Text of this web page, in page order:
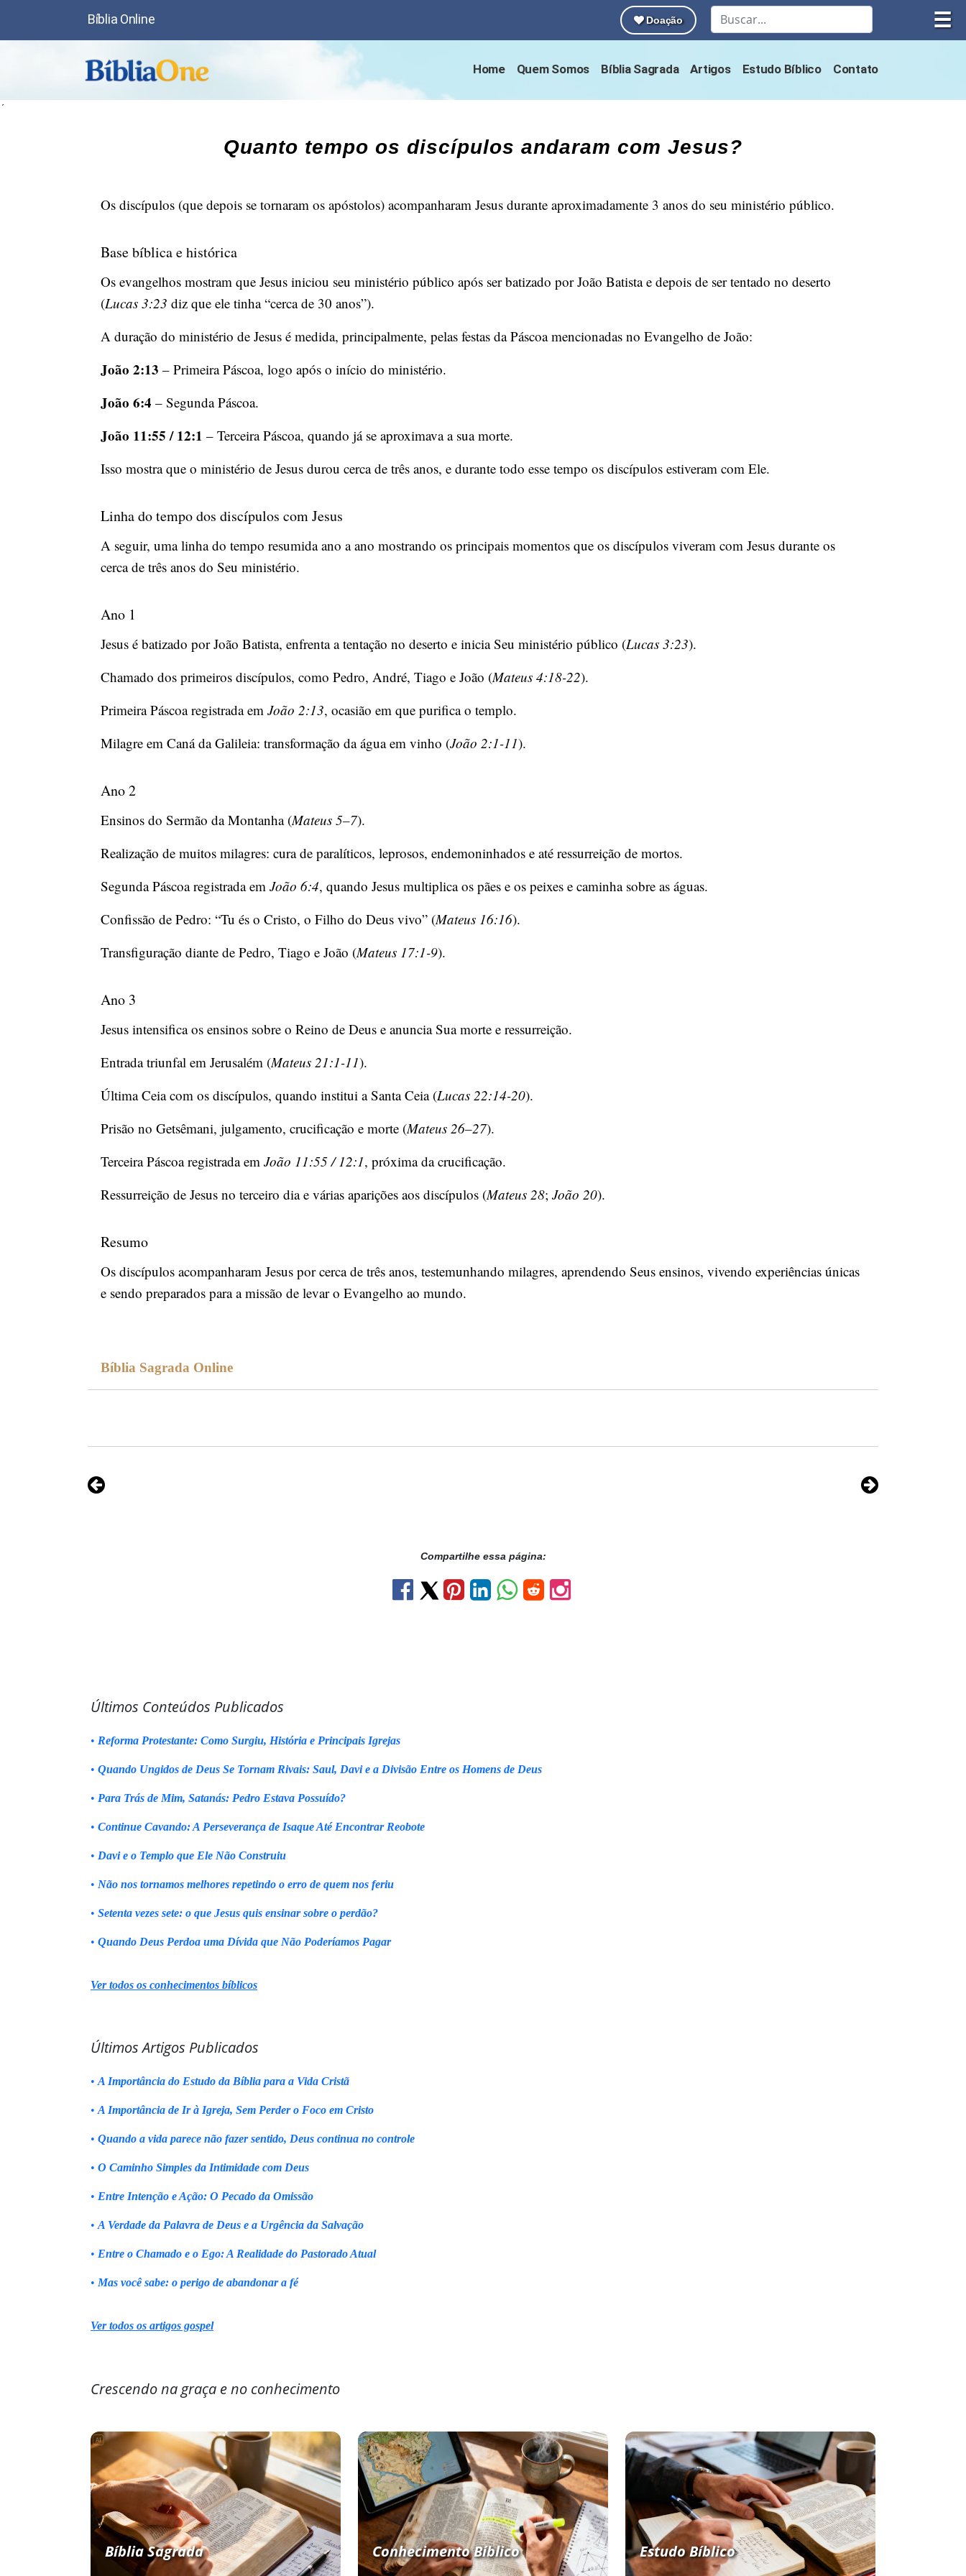
☰
Bíblia Online Doação
Home Quem Somos Bíblia Sagrada Artigos Estudo Bíblico Contato
´
Quanto tempo os discípulos andaram com Jesus?
Os discípulos (que depois se tornaram os apóstolos) acompanharam Jesus durante aproximadamente 3 anos do seu ministério público.
Base bíblica e histórica
Os evangelhos mostram que Jesus iniciou seu ministério público após ser batizado por João Batista e depois de ser tentado no deserto
(Lucas 3:23 diz que ele tinha “cerca de 30 anos”).
A duração do ministério de Jesus é medida, principalmente, pelas festas da Páscoa mencionadas no Evangelho de João:
João 2:13 – Primeira Páscoa, logo após o início do ministério.
João 6:4 – Segunda Páscoa.
João 11:55 / 12:1 – Terceira Páscoa, quando já se aproximava a sua morte.
Isso mostra que o ministério de Jesus durou cerca de três anos, e durante todo esse tempo os discípulos estiveram com Ele.
Linha do tempo dos discípulos com Jesus
A seguir, uma linha do tempo resumida ano a ano mostrando os principais momentos que os discípulos viveram com Jesus durante os
cerca de três anos do Seu ministério.
Ano 1
Jesus é batizado por João Batista, enfrenta a tentação no deserto e inicia Seu ministério público (Lucas 3:23).
Chamado dos primeiros discípulos, como Pedro, André, Tiago e João (Mateus 4:18-22).
Primeira Páscoa registrada em João 2:13, ocasião em que purifica o templo.
Milagre em Caná da Galileia: transformação da água em vinho (João 2:1-11).
Ano 2
Ensinos do Sermão da Montanha (Mateus 5–7).
Realização de muitos milagres: cura de paralíticos, leprosos, endemoninhados e até ressurreição de mortos.
Segunda Páscoa registrada em João 6:4, quando Jesus multiplica os pães e os peixes e caminha sobre as águas.
Confissão de Pedro: “Tu és o Cristo, o Filho do Deus vivo” (Mateus 16:16).
Transfiguração diante de Pedro, Tiago e João (Mateus 17:1-9).
Ano 3
Jesus intensifica os ensinos sobre o Reino de Deus e anuncia Sua morte e ressurreição.
Entrada triunfal em Jerusalém (Mateus 21:1-11).
Última Ceia com os discípulos, quando institui a Santa Ceia (Lucas 22:14-20).
Prisão no Getsêmani, julgamento, crucificação e morte (Mateus 26–27).
Terceira Páscoa registrada em João 11:55 / 12:1, próxima da crucificação.
Ressurreição de Jesus no terceiro dia e várias aparições aos discípulos (Mateus 28; João 20).
Resumo
Os discípulos acompanharam Jesus por cerca de três anos, testemunhando milagres, aprendendo Seus ensinos, vivendo experiências únicas
e sendo preparados para a missão de levar o Evangelho ao mundo.
Bíblia Sagrada Online
Compartilhe essa página:
Últimos Conteúdos Publicados
• Reforma Protestante: Como Surgiu, História e Principais Igrejas
• Quando Ungidos de Deus Se Tornam Rivais: Saul, Davi e a Divisão Entre os Homens de Deus
• Para Trás de Mim, Satanás: Pedro Estava Possuído?
• Continue Cavando: A Perseverança de Isaque Até Encontrar Reobote
• Davi e o Templo que Ele Não Construiu
• Não nos tornamos melhores repetindo o erro de quem nos feriu
• Setenta vezes sete: o que Jesus quis ensinar sobre o perdão?
• Quando Deus Perdoa uma Dívida que Não Poderíamos Pagar
Ver todos os conhecimentos bíblicos
Últimos Artigos Publicados
• A Importância do Estudo da Bíblia para a Vida Cristã
• A Importância de Ir à Igreja, Sem Perder o Foco em Cristo
• Quando a vida parece não fazer sentido, Deus continua no controle
• O Caminho Simples da Intimidade com Deus
• Entre Intenção e Ação: O Pecado da Omissão
• A Verdade da Palavra de Deus e a Urgência da Salvação
• Entre o Chamado e o Ego: A Realidade do Pastorado Atual
• Mas você sabe: o perigo de abandonar a fé
Ver todos os artigos gospel
Crescendo na graça e no conhecimento
Bíblia Sagrada Conhecimento Bíblico Estudo Bíblico